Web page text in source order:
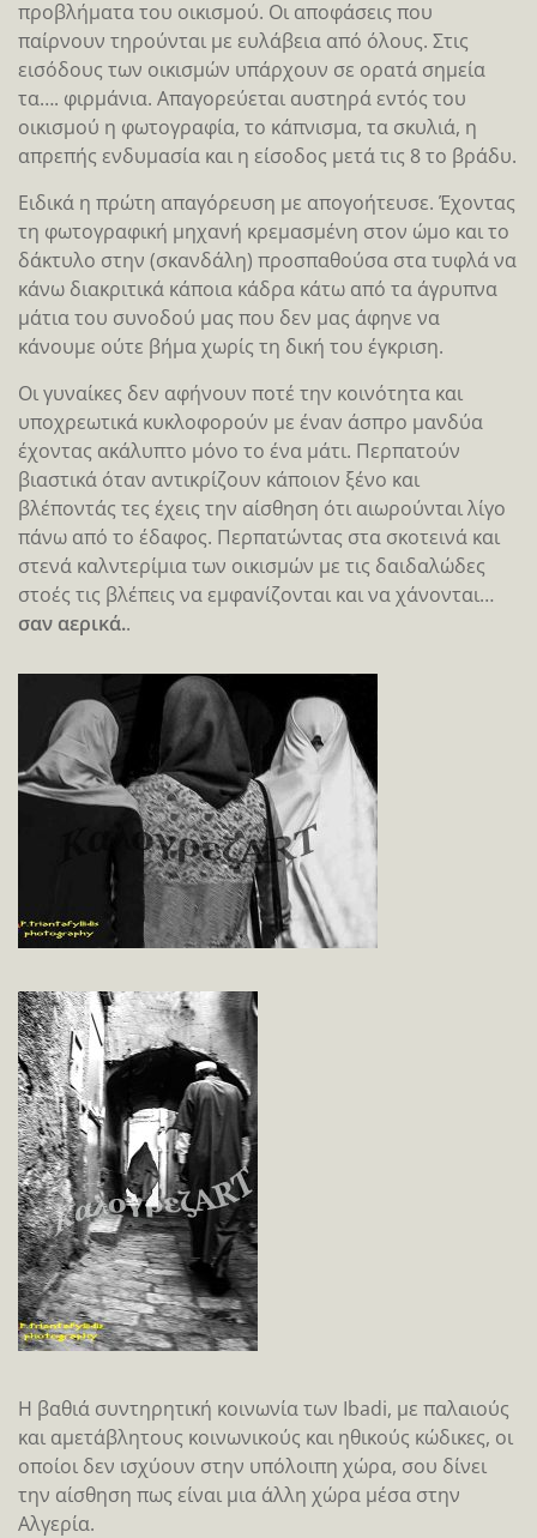
προβλήματα του οικισμού. Οι αποφάσεις που
παίρνουν τηρούνται με ευλάβεια από όλους. Στις
εισόδους των οικισμών υπάρχουν σε ορατά σημεία
τα…. φιρμάνια. Απαγορεύεται αυστηρά εντός του
οικισμού η φωτογραφία, το κάπνισμα, τα σκυλιά, η
απρεπής ενδυμασία και η είσοδος μετά τις 8 το βράδυ.
Ειδικά η πρώτη απαγόρευση με απογοήτευσε. Έχοντας
τη φωτογραφική μηχανή κρεμασμένη στον ώμο και το
δάκτυλο στην (σκανδάλη) προσπαθούσα στα τυφλά να
κάνω διακριτικά κάποια κάδρα κάτω από τα άγρυπνα
μάτια του συνοδού μας που δεν μας άφηνε να
κάνουμε ούτε βήμα χωρίς τη δική του έγκριση.
Οι γυναίκες δεν αφήνουν ποτέ την κοινότητα και
υποχρεωτικά κυκλοφορούν με έναν άσπρο μανδύα
έχοντας ακάλυπτο μόνο το ένα μάτι. Περπατούν
βιαστικά όταν αντικρίζουν κάποιον ξένο και
βλέποντάς τες έχεις την αίσθηση ότι αιωρούνται λίγο
πάνω από το έδαφος. Περπατώντας στα σκοτεινά και
στενά καλντερίμια των οικισμών με τις δαιδαλώδες
στοές τις βλέπεις να εμφανίζονται και να χάνονται…
σαν αερικά..
Η βαθιά συντηρητική κοινωνία των Ibadi, με παλαιούς
και αμετάβλητους κοινωνικούς και ηθικούς κώδικες, οι
οποίοι δεν ισχύουν στην υπόλοιπη χώρα, σου δίνει
την αίσθηση πως είναι μια άλλη χώρα μέσα στην
Αλγερία.